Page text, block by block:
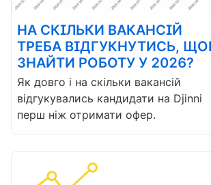
НА СКІЛЬКИ ВАКАНСІЙ
ТРЕБА ВІДГУКНУТИСЬ,
ЗНАЙТИ РОБОТУ У 2026?
Як довго і на скільки вакансій
відгукувались кандидати на Djinni
перш ніж отримати офер.